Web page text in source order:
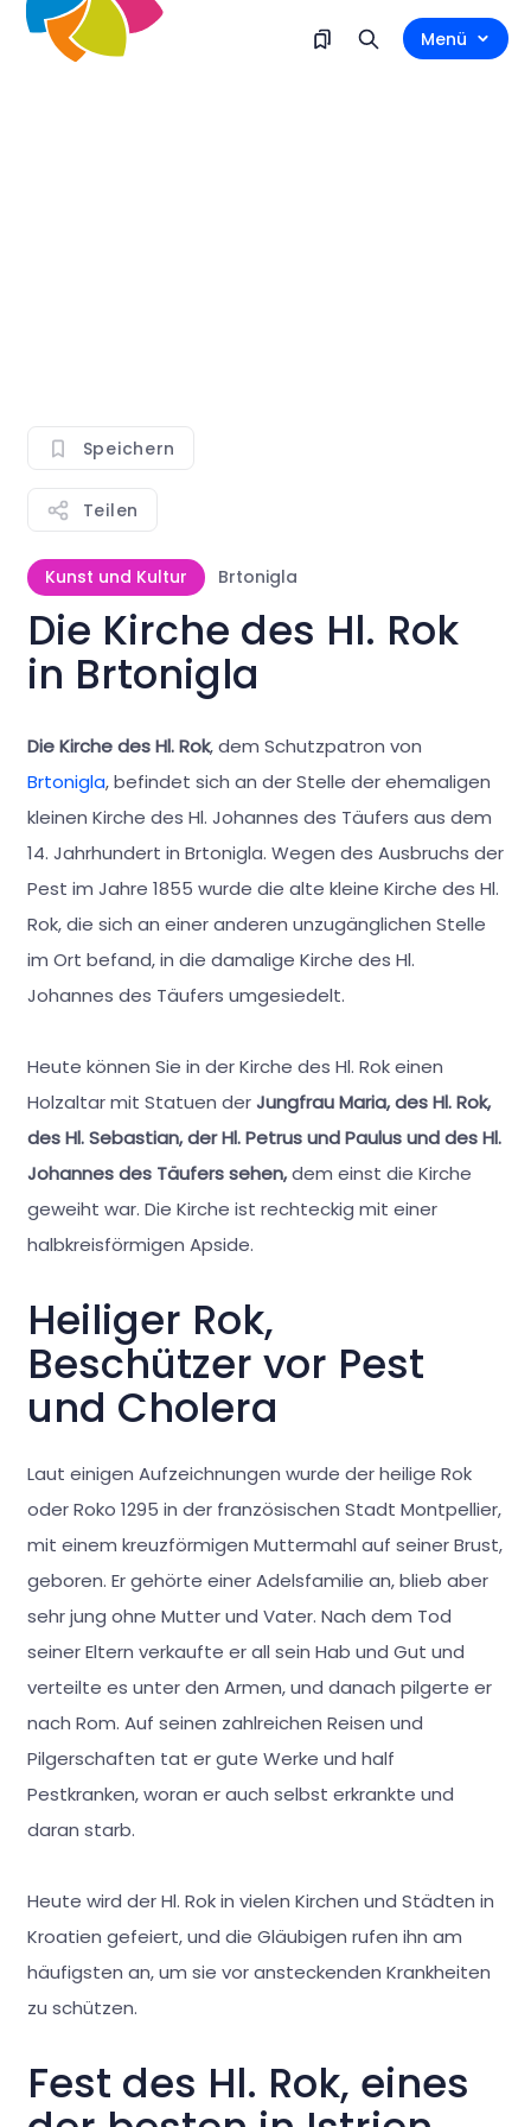
Menü
Speichern
Teilen
Kunst und Kultur Brtonigla
Die Kirche des Hl. Rok
in Brtonigla
Die Kirche des Hl. Rok, dem Schutzpatron von
Brtonigla, befindet sich an der Stelle der ehemaligen
kleinen Kirche des Hl. Johannes des Täufers aus dem
14. Jahrhundert in Brtonigla. Wegen des Ausbruchs der
Pest im Jahre 1855 wurde die alte kleine Kirche des Hl.
Rok, die sich an einer anderen unzugänglichen Stelle
im Ort befand, in die damalige Kirche des Hl.
Johannes des Täufers umgesiedelt.
Heute können Sie in der Kirche des Hl. Rok einen
Holzaltar mit Statuen derJungfrau Maria, des Hl. Rok,
des Hl. Sebastian, der Hl. Petrus und Paulus und des Hl.
Johannes des Täufers sehen,dem einst die Kirche
geweiht war. Die Kirche ist rechteckig mit einer
halbkreisförmigen Apside.
Heiliger Rok,
Beschützer vor Pest
und Cholera
Laut einigen Aufzeichnungen wurde der heilige Rok
oder Roko 1295 in der französischen Stadt Montpellier,
mit einem kreuzförmigen Muttermahl auf seiner Brust,
geboren. Er gehörte einer Adelsfamilie an, blieb aber
sehr jung ohne Mutter und Vater. Nach dem Tod
seiner Eltern verkaufte er all sein Hab und Gut und
verteilte es unter den Armen, und danach pilgerte er
nach Rom. Auf seinen zahlreichen Reisen und
Pilgerschaften tat er gute Werke und half
Pestkranken, woran er auch selbst erkrankte und
daran starb.
Heute wird der Hl. Rok in vielen Kirchen und Städten in
Kroatien gefeiert, und die Gläubigen rufen ihn am
häufigsten an, um sie vor ansteckenden Krankheiten
zu schützen.
Fest des Hl. Rok, eines